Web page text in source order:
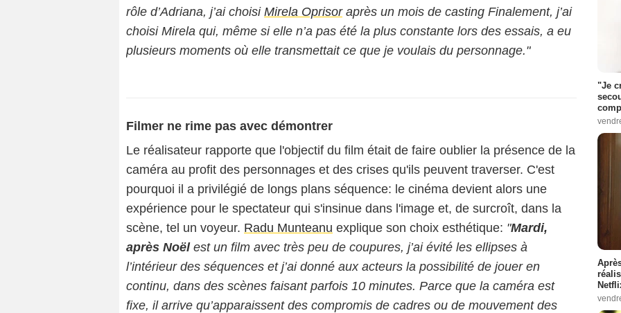
rôle d’Adriana, j’ai choisi Mirela Oprisoraprès un mois de casting Finalement, j’ai
choisi Mirela qui, même si elle n’a pas été la plus constante lors des essais, a eu
plusieurs moments où elle transmettait ce que je voulais du personnage."
Filmer ne rime pas avec démontrer
Le réalisateur rapporte que l'objectif du film était de faire oublier la présence de la
caméra au profit des personnages et des crises qu'ils peuvent traverser. C'est
pourquoi il a privilégié de longs plans séquence: le cinéma devient alors une
expérience pour le spectateur qui s'insinue dans l'image et, de surcroît, dans la
scène, tel un voyeur. Radu Munteanu explique son choix esthétique: "Mardi,
après Noëlest un film avec très peu de coupures, j’ai évité les ellipses à
l’intérieur des séquences et j’ai donné aux acteurs la possibilité de jouer en
continu, dans des scènes faisant parfois 10 minutes. Parce que la caméra est
fixe, il arrive qu’apparaissent des compromis de cadres ou de mouvement des
"Je